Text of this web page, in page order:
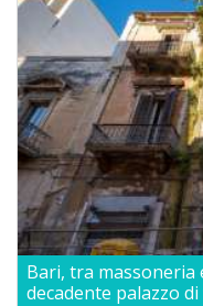
Bari, tra massoneria
decadente palazzo